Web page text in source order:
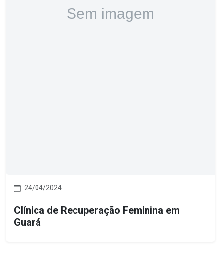
24/04/2024
Clínica de Recuperação Feminina em
Guará